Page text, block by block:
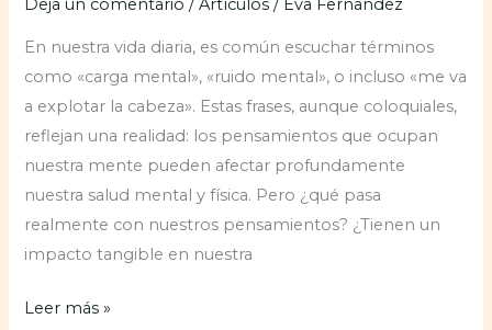
Deja un comentario /Artículos / Eva Fernandez
En nuestra vida diaria, es común escuchar términos
como «carga mental», «ruido mental», o incluso «me va
a explotar la cabeza». Estas frases, aunque coloquiales,
reflejan una realidad: los pensamientos que ocupan
nuestra mente pueden afectar profundamente
nuestra salud mental y física. Pero ¿qué pasa
realmente con nuestros pensamientos? ¿Tienen un
impacto tangible en nuestra
Leer más »